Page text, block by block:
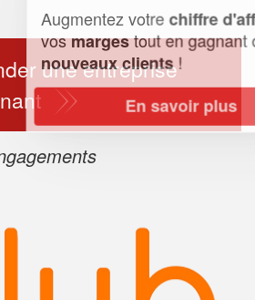
une entreprise
votrechiffre d'affaireset
margestout en gagnant de
clients!
En savoir plus